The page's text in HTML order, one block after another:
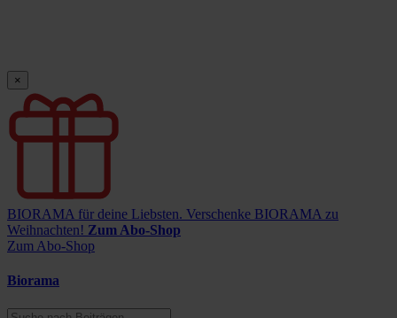
×
BIORAMA für deine Liebsten. Verschenke BIORAMA zu
Weihnachten! Zum Abo-Shop
Zum Abo-Shop
Biorama